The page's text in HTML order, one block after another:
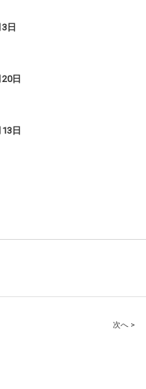
日
日
日
次へ >